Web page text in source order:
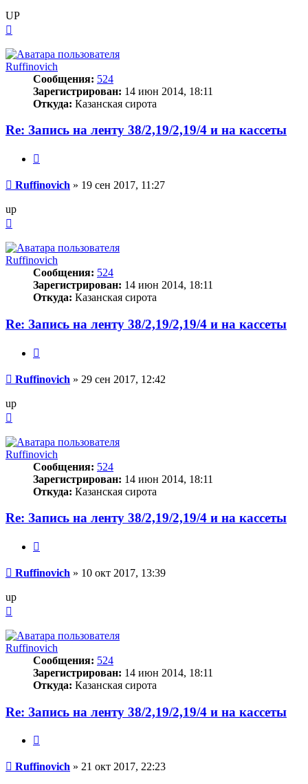
UP
началу
Ruffinovich
Сообщения: 524
Зарегистрирован: 14 июн 2014, 18:11
Откуда: Казанская сирота
Re: Запись на ленту 38/2,19/2,19/4 и на кассеты
Сообщение
Ruffinovich » 19 сен 2017, 11:27
up
началу
Ruffinovich
Сообщения: 524
Зарегистрирован: 14 июн 2014, 18:11
Откуда: Казанская сирота
Re: Запись на ленту 38/2,19/2,19/4 и на кассеты
Сообщение
Ruffinovich » 29 сен 2017, 12:42
up
началу
Ruffinovich
Сообщения: 524
Зарегистрирован: 14 июн 2014, 18:11
Откуда: Казанская сирота
Re: Запись на ленту 38/2,19/2,19/4 и на кассеты
Сообщение
Ruffinovich » 10 окт 2017, 13:39
up
началу
Ruffinovich
Сообщения: 524
Зарегистрирован: 14 июн 2014, 18:11
Откуда: Казанская сирота
Re: Запись на ленту 38/2,19/2,19/4 и на кассеты
Сообщение
Ruffinovich » 21 окт 2017, 22:23